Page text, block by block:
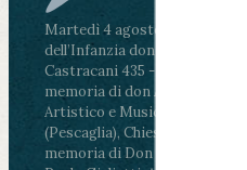
Martedì 4 agosto2026
ore
dell’Infanzia don Aldo Mei -
Castracani 435 -
memoria di don Aldo Mei
Artistico e Musicale
(Pescaglia), Chiesa
memoria di Don Aldo Mei